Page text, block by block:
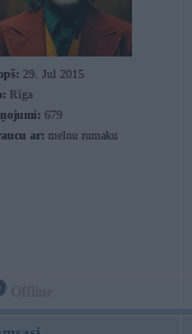
29. Jul 2015
Rīga
679
ar: melnu rumaku